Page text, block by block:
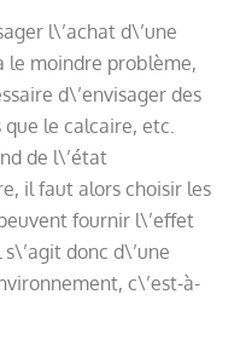
l\’achat d\’une
le moindre problème,
d\’envisager des
le calcaire, etc.
de l\’état
il faut alors choisir les
fournir l\’effet
donc d\’une
c\’est-à-